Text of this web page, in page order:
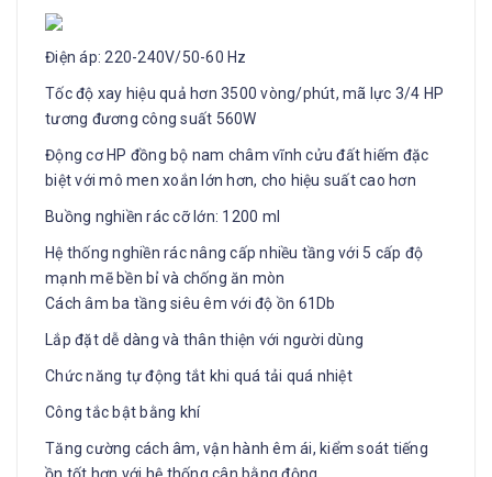
Điện áp: 220-240V/50-60 Hz
Tốc độ xay hiệu quả hơn 3500 vòng/phút, mã lực 3/4 HP
tương đương công suất 560W
Động cơ HP đồng bộ nam châm vĩnh cửu đất hiếm đặc
biệt với mô men xoắn lớn hơn, cho hiệu suất cao hơn
Buồng nghiền rác cỡ lớn: 1200 ml
Hệ thống nghiền rác nâng cấp nhiều tầng với 5 cấp độ
mạnh mẽ bền bỉ và chống ăn mòn
Cách âm ba tầng siêu êm với độ ồn 61Db
Lắp đặt dễ dàng và thân thiện với người dùng
Chức năng tự động tắt khi quá tải quá nhiệt
Công tắc bật bằng khí
Tăng cường cách âm, vận hành êm ái, kiểm soát tiếng